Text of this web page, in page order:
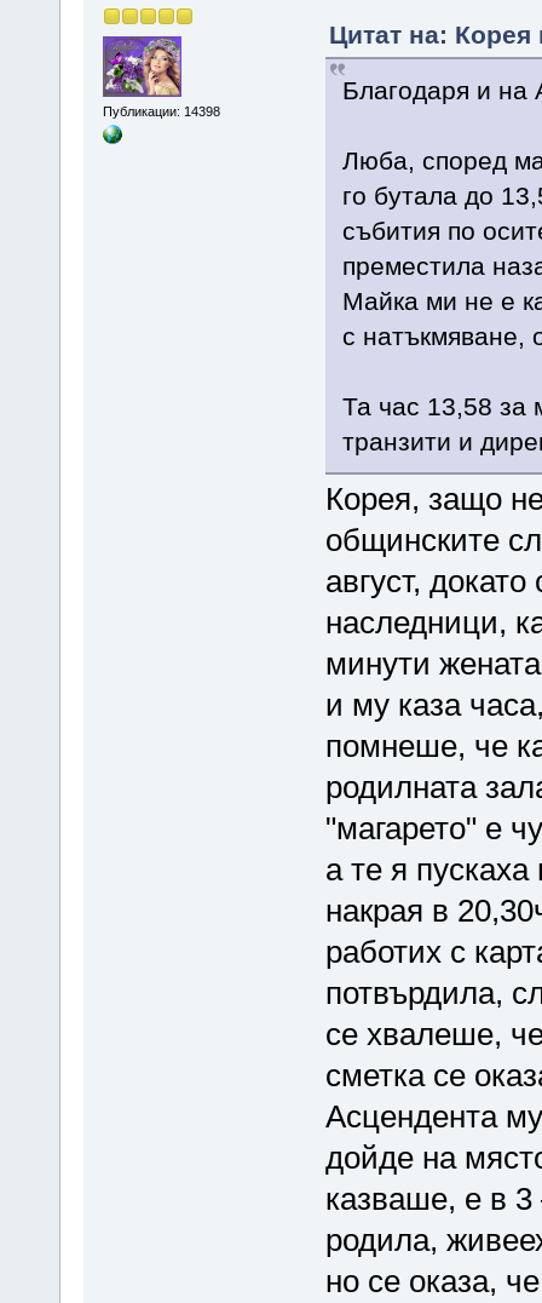
Публикации: 14398
Цитат на: Корея
Благодаря и на
Люба, според
го бутала до
събития по
преместила
Майка ми не е
с натъкмяване,
Та час 13,58 за
транзити и
Корея, защо
общинските
август,
наследници,
минути
и му каза
помнеше, че
родилната
"магарето" е
а те я
накрая в
работих с
потвърдила,
се хвалеше,
сметка се
Асцендента
дойде на
казваше, е в
родила,
но се оказа,